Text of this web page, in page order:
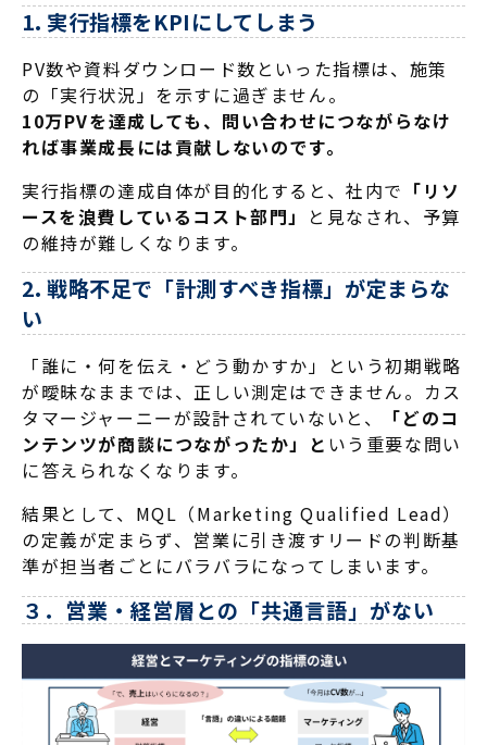
1. 実行指標をKPIにしてしまう
PV数や資料ダウンロード数といった指標は、施策
の「実行状況」を示すに過ぎません。
10万PVを達成しても、問い合わせにつながらなけ
れば事業成長には貢献しないのです。
実行指標の達成自体が目的化すると、社内で 「リソ
ースを浪費しているコスト部門」
と見なされ、予算
の維持が難しくなります。
2. 戦略不足で「計測すべき指標」が定まらな
い
「誰に・何を伝え・どう動かすか」という初期戦略
が曖昧なままでは、正しい測定はできません。カス
タマージャーニーが設計されていないと、
「どのコ
ンテンツが商談につながったか」と いう重要な問い
に答えられなくなります。
結果として、MQL（Marketing Qualified Lead）
の定義が定まらず、営業に引き渡すリードの判断基
準が担当者ごとにバラバラになってしまいます。
３．営業・経営層との「共通言語」がない